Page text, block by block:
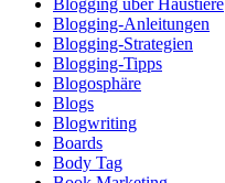
Blogging über Haustiere
Blogging-Anleitungen
Blogging-Strategien
Blogging-Tipps
Blogosphäre
Blogs
Blogwriting
Boards
Body Tag